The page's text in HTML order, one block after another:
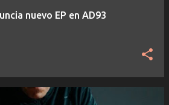
nuevo EP en AD93